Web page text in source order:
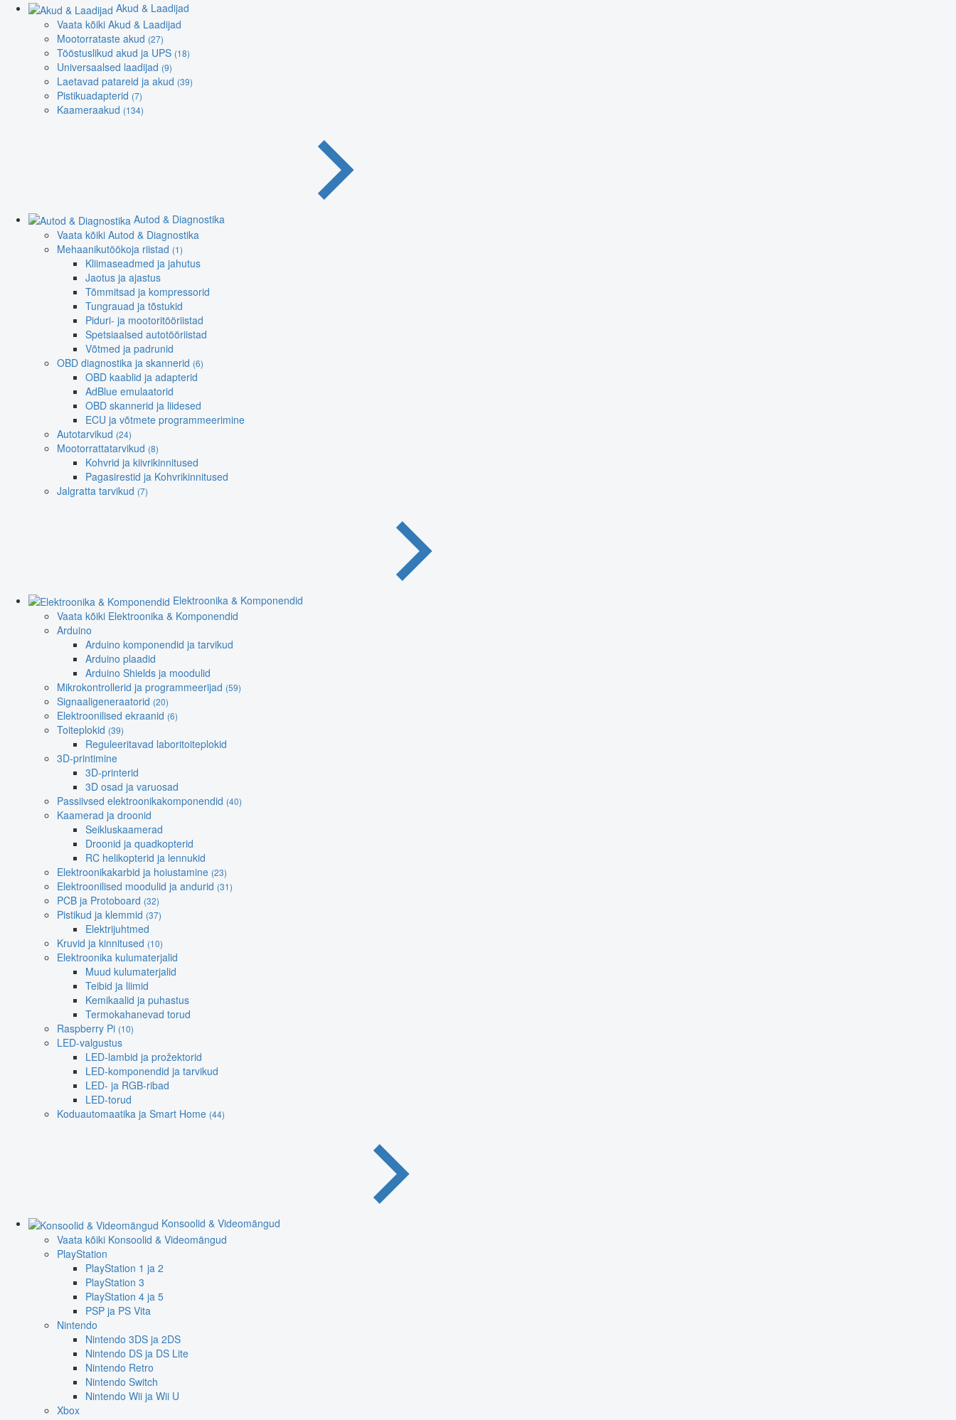
Akud & Laadijad
Vaata kõiki Akud & Laadijad
Mootorrataste akud (27)
Tööstuslikud akud ja UPS (18)
Universaalsed laadijad (9)
Laetavad patareid ja akud (39)
Pistikuadapterid (7)
Kaameraakud (134)
Autod & Diagnostika
Vaata kõiki Autod & Diagnostika
Mehaanikutöökoja riistad (1)
Kliimaseadmed ja jahutus
Jaotus ja ajastus
Tõmmitsad ja kompressorid
Tungrauad ja tõstukid
Piduri- ja mootoritööriistad
Spetsiaalsed autotööriistad
Võtmed ja padrunid
OBD diagnostika ja skannerid (6)
OBD kaablid ja adapterid
AdBlue emulaatorid
OBD skannerid ja liidesed
ECU ja võtmete programmeerimine
Autotarvikud (24)
Mootorrattatarvikud (8)
Kohvrid ja kiivrikinnitused
Pagasirestid ja Kohvrikinnitused
Jalgratta tarvikud (7)
Elektroonika & Komponendid
Vaata kõiki Elektroonika & Komponendid
Arduino
Arduino komponendid ja tarvikud
Arduino plaadid
Arduino Shields ja moodulid
Mikrokontrollerid ja programmeerijad (59)
Signaaligeneraatorid (20)
Elektroonilised ekraanid (6)
Toiteplokid (39)
Reguleeritavad laboritoiteplokid
3D-printimine
3D-printerid
3D osad ja varuosad
Passiivsed elektroonikakomponendid (40)
Kaamerad ja droonid
Seikluskaamerad
Droonid ja quadkopterid
RC helikopterid ja lennukid
Elektroonikakarbid ja hoiustamine (23)
Elektroonilised moodulid ja andurid (31)
PCB ja Protoboard (32)
Pistikud ja klemmid (37)
Elektrijuhtmed
Kruvid ja kinnitused (10)
Elektroonika kulumaterjalid
Muud kulumaterjalid
Teibid ja liimid
Kemikaalid ja puhastus
Termokahanevad torud
Raspberry Pi (10)
LED-valgustus
LED-lambid ja prožektorid
LED-komponendid ja tarvikud
LED- ja RGB-ribad
LED-torud
Koduautomaatika ja Smart Home (44)
Konsoolid & Videomängud
Vaata kõiki Konsoolid & Videomängud
PlayStation
PlayStation 1 ja 2
PlayStation 3
PlayStation 4 ja 5
PSP ja PS Vita
Nintendo
Nintendo 3DS ja 2DS
Nintendo DS ja DS Lite
Nintendo Retro
Nintendo Switch
Nintendo Wii ja Wii U
Xbox